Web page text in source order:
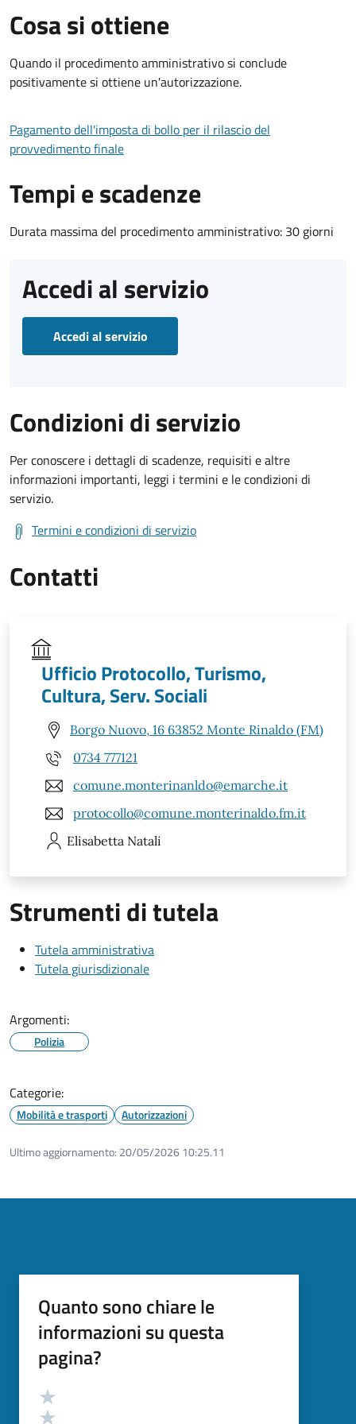
Cosa si ottiene
Quando il procedimento amministrativo si conclude
positivamente si ottiene un'autorizzazione.
Pagamento dell'imposta di bollo per il rilascio del
provvedimento finale
Tempi e scadenze
Durata massima del procedimento amministrativo: 30 giorni
Accedi al servizio
Accedi al servizio
Condizioni di servizio
Per conoscere i dettagli di scadenze, requisiti e altre
informazioni importanti, leggi i termini e le condizioni di
servizio.
Termini e condizioni di servizio
Contatti
Ufficio Protocollo, Turismo,
Cultura, Serv. Sociali
Borgo Nuovo, 16 63852 Monte Rinaldo (FM)
0734 777121
comune.monterinanldo@emarche.it
protocollo@comune.monterinaldo.fm.it
Elisabetta Natali
Strumenti di tutela
Tutela amministrativa
Tutela giurisdizionale
Argomenti:
Polizia
Categorie:
Mobilità e trasporti Autorizzazioni
Ultimo aggiornamento: 20/05/2026 10:25.11
Quanto sono chiare le
informazioni su questa
pagina?
Valutazione